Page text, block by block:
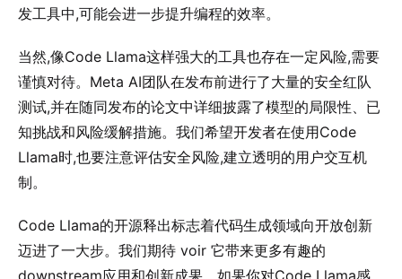
发工具中,可能会进一步提升编程的效率。
当然,像Code Llama这样强大的工具也存在一定风险,需要
谨慎对待。Meta AI团队在发布前进行了大量的安全红队
测试,并在随同发布的论文中详细披露了模型的局限性、已
知挑战和风险缓解措施。我们希望开发者在使用Code
Llama时,也要注意评估安全风险,建立透明的用户交互机
制。
Code Llama的开源释出标志着代码生成领域向开放创新
迈进了一大步。我们期待 voir 它带来更多有趣的
downstream应用和创新成果。如果你对Code Llama感